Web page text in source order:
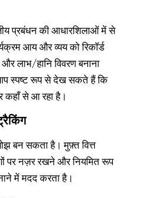
प्रबंधन की आधारशिलाओं में से
आय और व्यय को रिकॉर्ड
लाभ/हानि विवरण बनाना
स्पष्ट रूप से देख सकते हैं कि
कहाँ से आ रहा है।
बन सकता है। मुफ़्त वित्त
पर नज़र रखने और नियमित रूप
में मदद करता है।